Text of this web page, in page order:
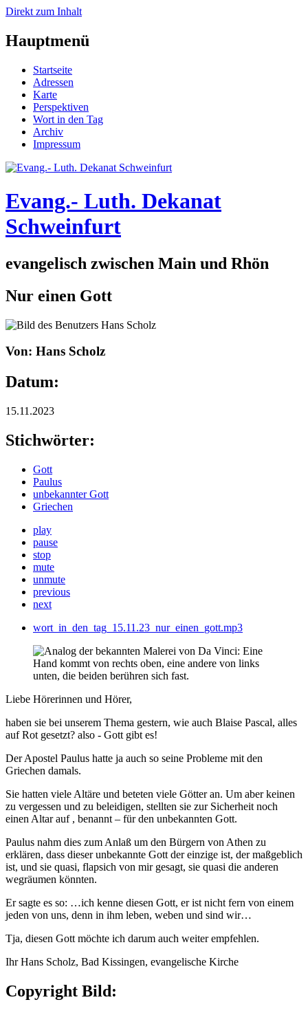
Direkt zum Inhalt
Hauptmenü
Startseite
Adressen
Karte
Perspektiven
Wort in den Tag
Archiv
Impressum
Evang.- Luth. Dekanat
Schweinfurt
evangelisch zwischen Main und Rhön
Nur einen Gott
Von: Hans Scholz
Datum:
15.11.2023
Stichwörter:
Gott
Paulus
unbekannter Gott
Griechen
play
pause
stop
mute
unmute
previous
next
wort_in_den_tag_15.11.23_nur_einen_gott.mp3
Liebe Hörerinnen und Hörer,
haben sie bei unserem Thema gestern, wie auch Blaise Pascal, alles
auf Rot gesetzt? also - Gott gibt es!
Der Apostel Paulus hatte ja auch so seine Probleme mit den
Griechen damals.
Sie hatten viele Altäre und beteten viele Götter an. Um aber keinen
zu vergessen und zu beleidigen, stellten sie zur Sicherheit noch
einen Altar auf , benannt – für den unbekannten Gott.
Paulus nahm dies zum Anlaß um den Bürgern von Athen zu
erklären, dass dieser unbekannte Gott der einzige ist, der maßgeblich
ist, und sie quasi, flapsich von mir gesagt, sie quasi die anderen
wegräumen könnten.
Er sagte es so: …ich kenne diesen Gott, er ist nicht fern von einem
jeden von uns, denn in ihm leben, weben und sind wir…
Tja, diesen Gott möchte ich darum auch weiter empfehlen.
Ihr Hans Scholz, Bad Kissingen, evangelische Kirche
Copyright Bild: